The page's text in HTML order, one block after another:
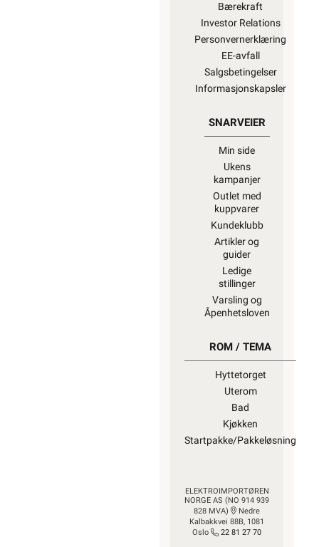
Bærekraft
Investor Relations
Personvernerklæring
EE-avfall
Salgsbetingelser
Informasjonskapsler
SNARVEIER
Min side
Ukens
kampanjer
Outlet med
kuppvarer
Kundeklubb
Artikler og
guider
Ledige
stillinger
Varsling og
Åpenhetsloven
ROM / TEMA
Hyttetorget
Uterom
Bad
Kjøkken
Startpakke/Pakkeløsning
ELEKTROIMPORTØREN
NORGE AS (NO 914 939
828 MVA)
Nedre
Kalbakkvei 88B, 1081
Oslo
22 81 27 70